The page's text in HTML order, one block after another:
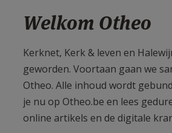
Welkom Otheo
Kerknet, Kerk & leven en
geworden. Voortaan gaan we
Otheo. Alle inhoud wordt
je nu op Otheo.be en lees
online artikels en de digitale